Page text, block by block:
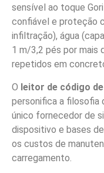
sensível ao toque
confiável e proteção
infiltração), água
1 m/3,2 pés por mais
repetidos em
O leitor de código
personifica a filosofia
único fornecedor de
dispositivo e bases
os custos de
carregamento.